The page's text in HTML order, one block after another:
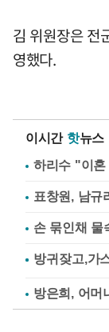
김 위원장은 전
영했다.
이시간 핫뉴스
하리수 "이
표창원, 남
손 묶인채
방은희, 어머